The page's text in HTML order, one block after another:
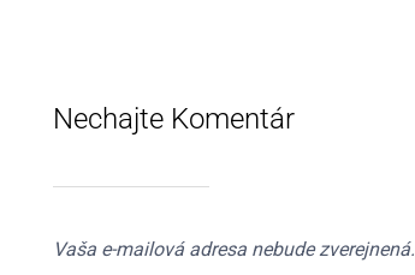
Nechajte Komentár
Vaša e-mailová adresa nebude zverejnená.